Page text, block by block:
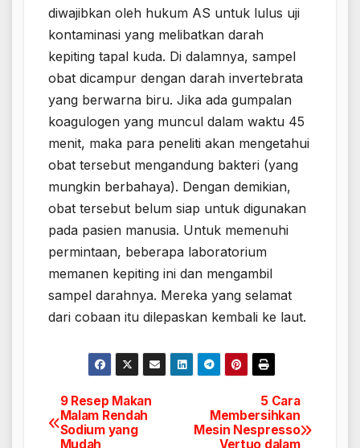
diwajibkan oleh hukum AS untuk lulus uji
kontaminasi yang melibatkan darah
kepiting tapal kuda. Di dalamnya, sampel
obat dicampur dengan darah invertebrata
yang berwarna biru. Jika ada gumpalan
koagulogen yang muncul dalam waktu 45
menit, maka para peneliti akan mengetahui
obat tersebut mengandung bakteri (yang
mungkin berbahaya). Dengan demikian,
obat tersebut belum siap untuk digunakan
pada pasien manusia. Untuk memenuhi
permintaan, beberapa laboratorium
memanen kepiting ini dan mengambil
sampel darahnya. Mereka yang selamat
dari cobaan itu dilepaskan kembali ke laut.
Navigasi
5 Cara
Membersihkan
Mesin Nespresso
Vertuo dalam
9 Resep Makan
Malam Rendah
Sodium yang
Mudah